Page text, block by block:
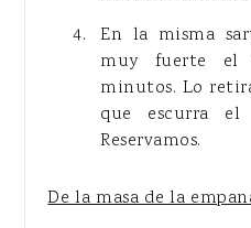
En la misma
muy fuerte el
minutos. Lo
que escurra el
Reservamos.
De la masa de la